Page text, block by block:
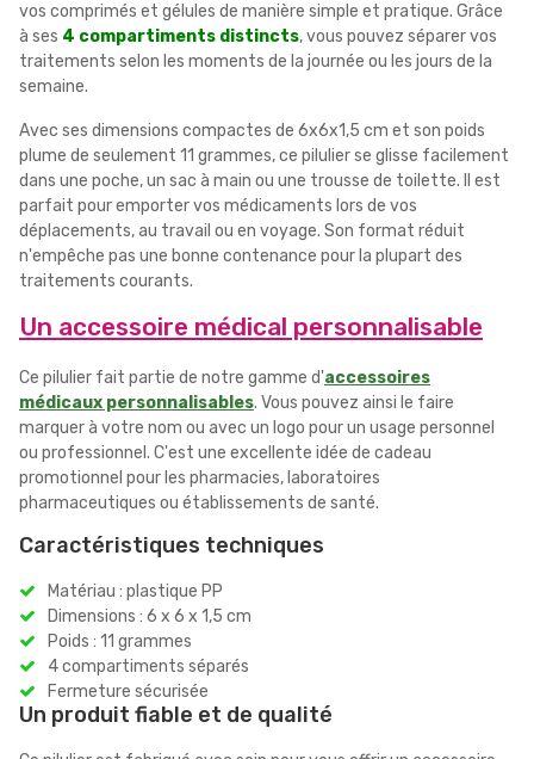
vos comprimés et gélules de manière simple et pratique. Grâce
à ses 4 compartiments distincts, vous pouvez séparer vos
traitements selon les moments de la journée ou les jours de la
semaine.
Avec ses dimensions compactes de 6x6x1,5 cm et son poids
plume de seulement 11 grammes, ce pilulier se glisse facilement
dans une poche, un sac à main ou une trousse de toilette. Il est
parfait pour emporter vos médicaments lors de vos
déplacements, au travail ou en voyage. Son format réduit
n'empêche pas une bonne contenance pour la plupart des
traitements courants.
Un accessoire médical personnalisable
Ce pilulier fait partie de notre gamme d'accessoires
médicaux personnalisables. Vous pouvez ainsi le faire
marquer à votre nom ou avec un logo pour un usage personnel
ou professionnel. C'est une excellente idée de cadeau
promotionnel pour les pharmacies, laboratoires
pharmaceutiques ou établissements de santé.
Caractéristiques techniques
Matériau : plastique PP
Dimensions : 6 x 6 x 1,5 cm
Poids : 11 grammes
4 compartiments séparés
Fermeture sécurisée
Un produit fiable et de qualité